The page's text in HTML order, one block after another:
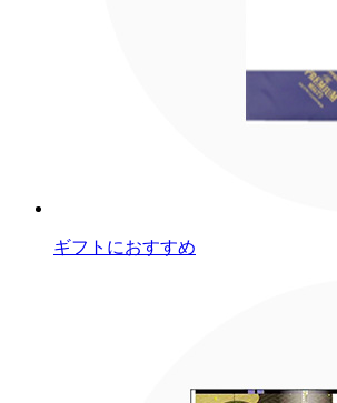
ギフトにおすすめ